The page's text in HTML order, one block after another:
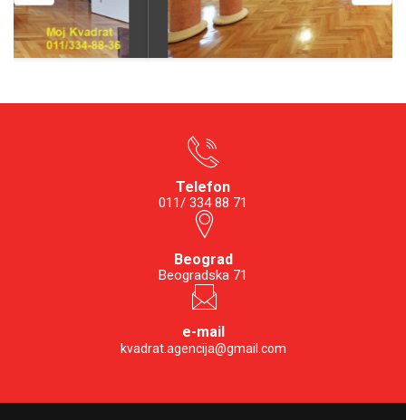
Telefon
011/ 334 88 71
Beograd
Beogradska 71
e-mail
kvadrat.agencija@gmail.com